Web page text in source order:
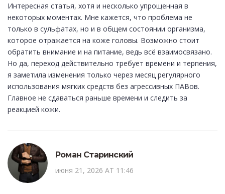
Интересная статья, хотя и несколько упрощенная в
некоторых моментах. Мне кажется, что проблема не
только в сульфатах, но и в общем состоянии организма,
которое отражается на коже головы. Возможно стоит
обратить внимание и на питание, ведь всё взаимосвязано.
Но да, переход действительно требует времени и терпения,
я заметила изменения только через месяц регулярного
использования мягких средств без агрессивных ПАВов.
Главное не сдаваться раньше времени и следить за
реакцией кожи.
Роман Старинский
июня 21, 2026 AT 11:46